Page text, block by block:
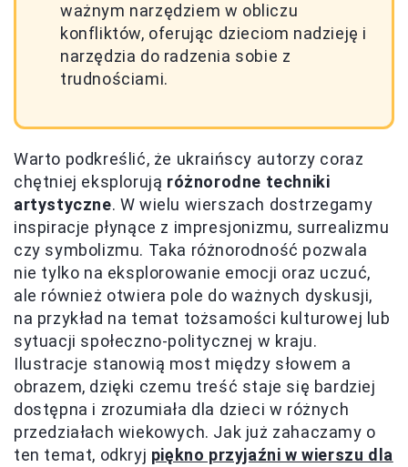
ważnym narzędziem w obliczu
konfliktów, oferując dzieciom nadzieję i
narzędzia do radzenia sobie z
trudnościami.
Warto podkreślić, że ukraińscy autorzy coraz
chętniej eksplorują różnorodne techniki
artystyczne. W wielu wierszach dostrzegamy
inspiracje płynące z impresjonizmu, surrealizmu
czy symbolizmu. Taka różnorodność pozwala
nie tylko na eksplorowanie emocji oraz uczuć,
ale również otwiera pole do ważnych dyskusji,
na przykład na temat tożsamości kulturowej lub
sytuacji społeczno-politycznej w kraju.
Ilustracje stanowią most między słowem a
obrazem, dzięki czemu treść staje się bardziej
dostępna i zrozumiała dla dzieci w różnych
przedziałach wiekowych. Jak już zahaczamy o
ten temat, odkryj piękno przyjaźni w wierszu dla